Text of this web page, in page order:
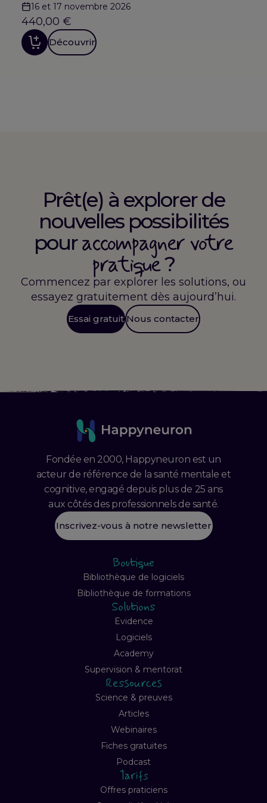
16 et 17 novembre 2026
440,00 €
Découvrir
Prêt(e) à explorer de
nouvelles possibilités
pouraccompagner votre
pratique?
Commencez par explorer les solutions, ou
essayez gratuitement dès aujourd’hui.
Essai gratuit Nous contacter
Fondée en 2000, Happyneuron est un
acteur de référence de la santé mentale et
cognitive, engagé depuis plus de 25 ans
aux côtés des professionnels de santé.
Inscrivez-vous à notre newsletter
Boutique
Bibliothèque de logiciels
Bibliothèque de formations
Solutions
Evidence
Logiciels
Academy
Supervision & mentorat
Ressources
Science & preuves
Articles
Webinaires
Fiches gratuites
Podcast
Tarifs
Offres praticiens